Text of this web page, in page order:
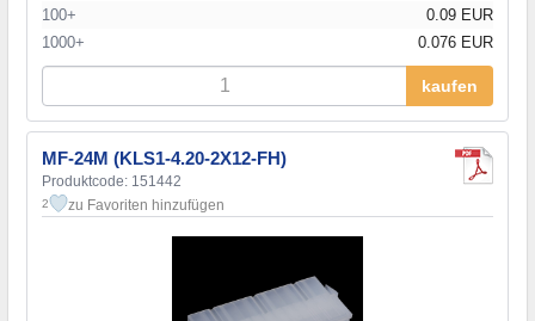
100+
0.09 EUR
1000+
0.076 EUR
kaufen
MF-24M (KLS1-4.20-2X12-FH)
Produktcode: 151442
2 zu Favoriten hinzufügen